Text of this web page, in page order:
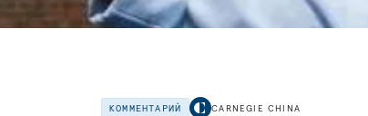
КОММЕНТАРИЙ CARNEGIE CHINA